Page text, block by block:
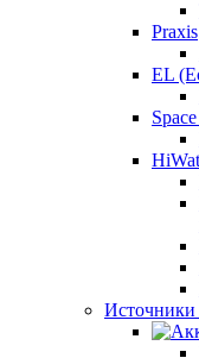
Praxis
EL
Источники